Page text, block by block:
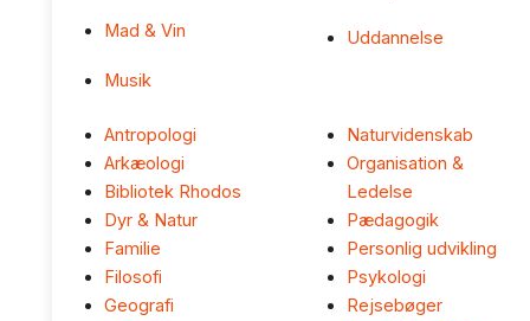
Mad & Vin
Musik
Uddannelse
Antropologi
Arkæologi
Bibliotek Rhodos
Dyr & Natur
Familie
Filosofi
Geografi
Naturvidenskab
Organisation &
Ledelse
Pædagogik
Personlig udvikling
Psykologi
Rejsebøger